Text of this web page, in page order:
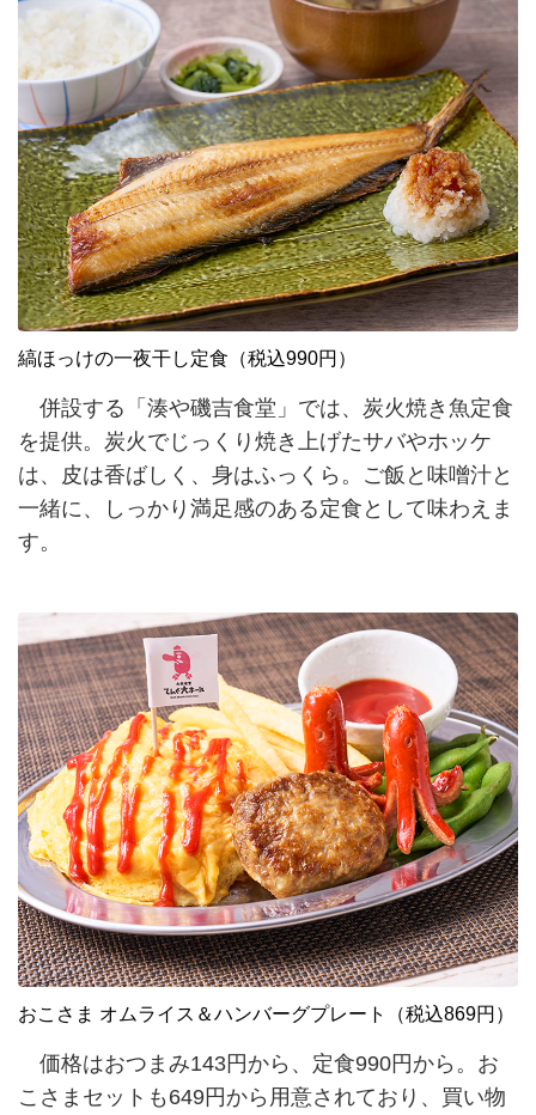
縞ほっけの一夜干し定食（税込990円）
併設する「湊や磯吉食堂」では、炭火焼き魚定食
を提供。炭火でじっくり焼き上げたサバやホッケ
は、皮は香ばしく、身はふっくら。ご飯と味噌汁と
一緒に、しっかり満足感のある定食として味わえま
す。
おこさま オムライス＆ハンバーグプレート（税込869円）
価格はおつまみ143円から、定食990円から。お
こさまセットも649円から用意されており、買い物